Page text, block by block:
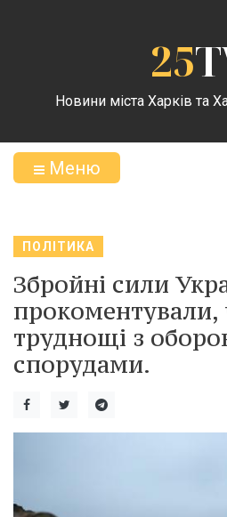
25
Новини міста Харків та
Меню
ПОЛІТИКА
Збройні сили
прокоментували,
труднощі з
спорудами.